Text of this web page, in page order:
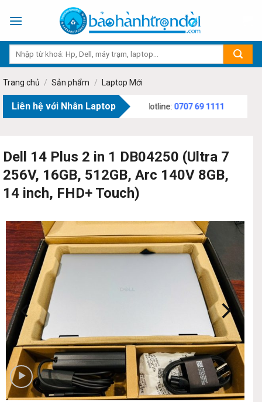
Trang chủ / Sản phẩm / Laptop Mới
Liên hệ với Nhân Laptop
Bạch, Phường Tân Sơn, TP.HCM - Hotline:0707 69 1111
Dell 14 Plus 2 in 1 DB04250 (Ultra 7
256V, 16GB, 512GB, Arc 140V 8GB,
14 inch, FHD+ Touch)